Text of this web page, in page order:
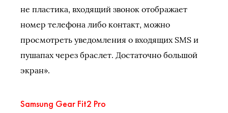
не пластика, входящий звонок отображает
номер телефона либо контакт, можно
просмотреть уведомления о входящих SMS и
пушапах через браслет. Достаточно большой
экран».
Samsung Gear Fit2 Pro